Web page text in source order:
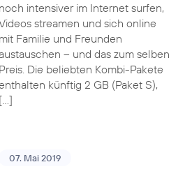
noch intensiver im Internet surfen,
streamen und sich online
mit Familie und Freunden
austauschen – und das zum selben
Preis. Die beliebten Kombi-Pakete
künftig 2 GB (Paket S),
[…]
07. Mai 2019